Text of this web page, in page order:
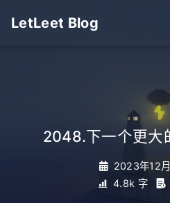
LetLeet Blog
2048.下一个更大
2023年12
4.8k 字